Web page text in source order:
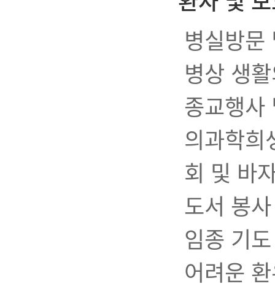
병실방
병상 생
종교행사
의과학희
회 및 바
도서 봉
임종 기
어려운